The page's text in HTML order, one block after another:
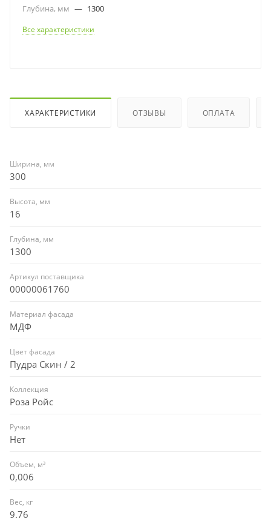
Глубина, мм — 1300
Все характеристики
ХАРАКТЕРИСТИКИ ОТЗЫВЫ ОПЛАТА
Ширина, мм
300
Высота, мм
16
Глубина, мм
1300
Артикул поставщика
00000061760
Материал фасада
МДФ
Цвет фасада
Пудра Скин / 2
Коллекция
Роза Ройс
Ручки
Нет
Объем, м³
0,006
Вес, кг
9.76